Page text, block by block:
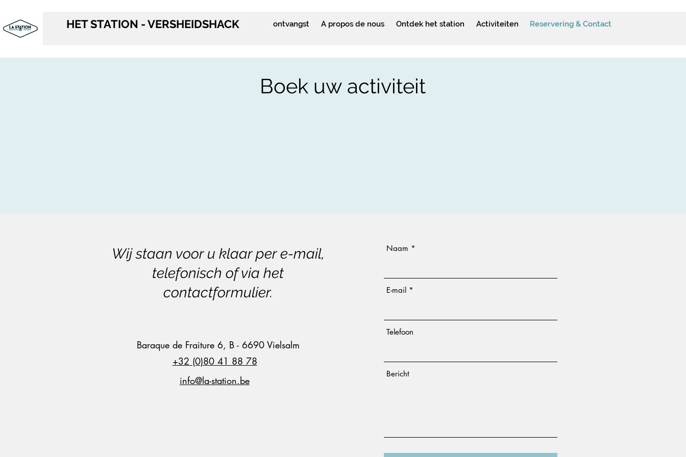
HET STATION - VERSHEIDSHACK ontvangst A propos de nous Ontdek het station Activiteiten Reservering & Contact
Boek uw activiteit
Wij staan voor u klaar per e-mail,
telefonisch of via het
contactformulier.
Baraque de Fraiture 6, B - 6690 Vielsalm
+32 (0)80 41 88 78
info@la-station.be
Naam
E-mail
Telefoon
Bericht